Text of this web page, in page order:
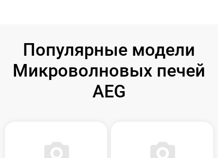
Популярные модели
Микроволновых печей
AEG